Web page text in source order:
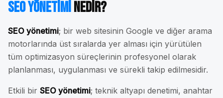
SEO YönetimiNedir?
SEO yönetimi; bir web sitesinin Google ve diğer arama
motorlarında üst sıralarda yer alması için yürütülen
tüm optimizasyon süreçlerinin profesyonel olarak
planlanması, uygulanması ve sürekli takip edilmesidir.
Etkili bir SEO yönetimi; teknik altyapı denetimi, anahtar